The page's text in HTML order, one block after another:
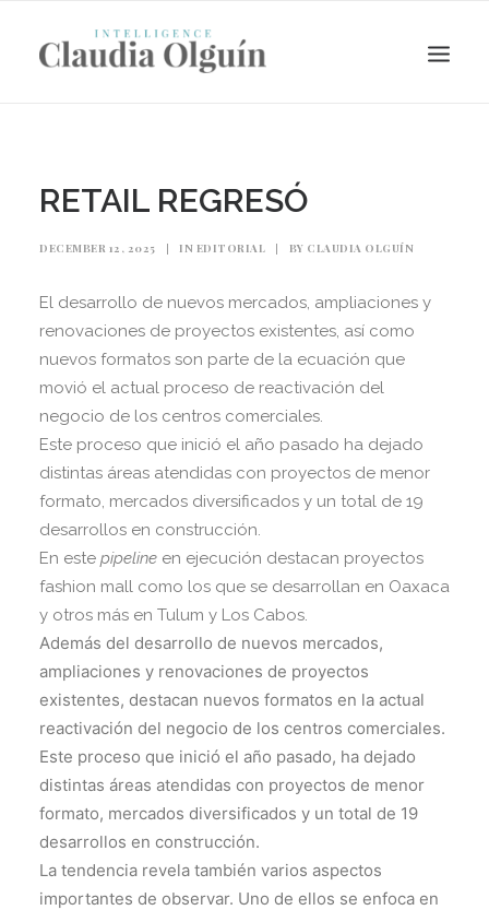
Search
RETAIL REGRESÓ
DECEMBER 12, 2025 | IN EDITORIAL | BY CLAUDIA OLGUÍN
El desarrollo de nuevos mercados, ampliaciones y
renovaciones de proyectos existentes, así como
nuevos formatos son parte de la ecuación que
movió el actual proceso de reactivación del
negocio de los centros comerciales.
Este proceso que inició el año pasado ha dejado
distintas áreas atendidas con proyectos de menor
formato, mercados diversificados y un total de 19
desarrollos en construcción.
En este pipeline en ejecución destacan proyectos
fashion mall como los que se desarrollan en Oaxaca
y otros más en Tulum y Los Cabos.
Además del desarrollo de nuevos mercados,
ampliaciones y renovaciones de proyectos
existentes, destacan nuevos formatos en la actual
reactivación del negocio de los centros comerciales.
Este proceso que inició el año pasado, ha dejado
distintas áreas atendidas con proyectos de menor
formato, mercados diversificados y un total de 19
desarrollos en construcción.
La tendencia revela también varios aspectos
importantes de observar. Uno de ellos se enfoca en